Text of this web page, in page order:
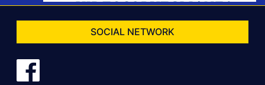
SOCIAL NETWORK